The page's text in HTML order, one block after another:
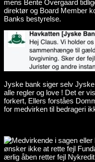
mens Bente Overgaard
direktør og Board Member
Banks bestyrelse.
Jyske bank siger selv
alle regler og love ! Det er
forkert, Ellers forståes
for medvirken til bedrageri